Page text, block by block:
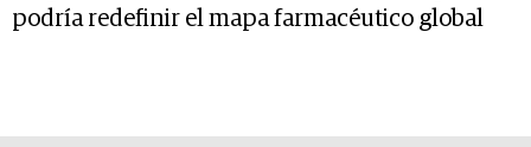
podría redefinir el mapa farmacéutico global